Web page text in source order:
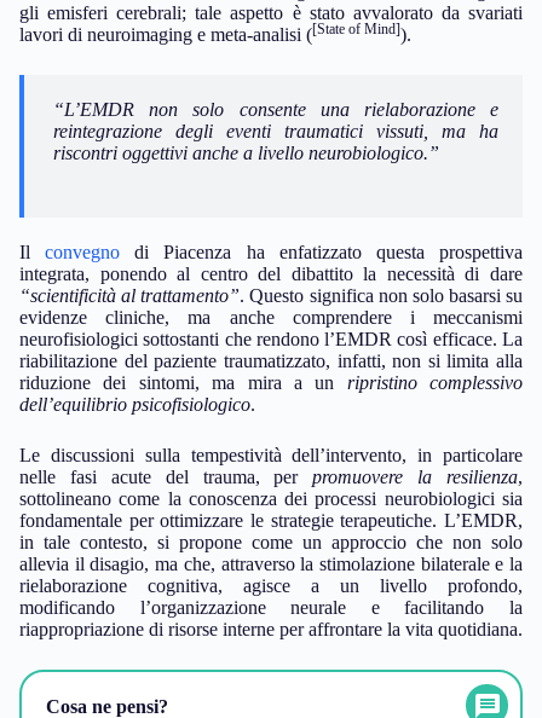
gli emisferi cerebrali; tale aspetto è stato avvalorato da svariati
lavori di neuroimaging e meta-analisi ([State of Mind]).
“L’EMDR non solo consente una rielaborazione e
reintegrazione degli eventi traumatici vissuti, ma ha
riscontri oggettivi anche a livello neurobiologico.”
Ilconvegno di Piacenza ha enfatizzato questa prospettiva
integrata, ponendo al centro del dibattito la necessità di dare
“scientificità al trattamento”. Questo significa non solo basarsi su
evidenze cliniche, ma anche comprendere i meccanismi
neurofisiologici sottostanti che rendono l’EMDR così efficace. La
riabilitazione del paziente traumatizzato, infatti, non si limita alla
riduzione dei sintomi, ma mira a un ripristino complessivo
dell’equilibrio psicofisiologico.
Le discussioni sulla tempestività dell’intervento, in particolare
nelle fasi acute del trauma, perpromuovere la resilienza,
sottolineano come la conoscenza dei processi neurobiologici sia
fondamentale per ottimizzare le strategie terapeutiche. L’EMDR,
in tale contesto, si propone come un approccio che non solo
allevia il disagio, ma che, attraverso la stimolazione bilaterale e la
rielaborazione cognitiva, agisce a un livello profondo,
modificando l’organizzazione neurale e facilitando la
riappropriazione di risorse interne per affrontare la vita quotidiana.
Cosa ne pensi?